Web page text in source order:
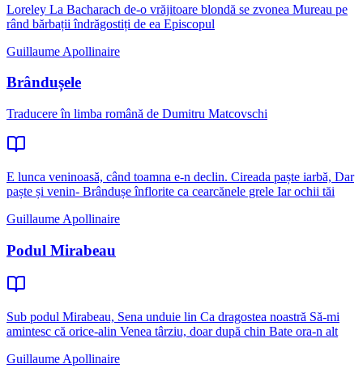
Loreley La Bacharach de-o vrăjitoare blondă se zvonea Mureau pe
rând bărbații îndrăgostiți de ea Episcopul
Guillaume Apollinaire
Brândușele
Traducere în limba română de Dumitru Matcovschi
E lunca veninoasă, când toamna e-n declin. Cireada paște iarbă, Dar
paște și venin- Brândușe înflorite ca cearcănele grele Iar ochii tăi
Guillaume Apollinaire
Podul Mirabeau
Sub podul Mirabeau, Sena unduie lin Ca dragostea noastră Să-mi
amintesc că orice-alin Venea târziu, doar după chin Bate ora-n alt
Guillaume Apollinaire